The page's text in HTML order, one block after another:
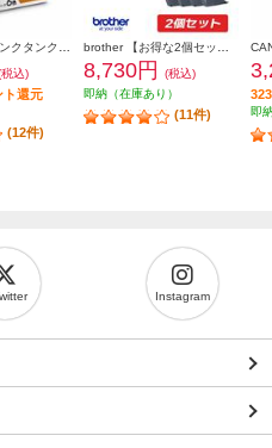
込)
ト還元
(12件)
8,730円
(税込)
即納（在庫あり）
(11件) 即
Instagram